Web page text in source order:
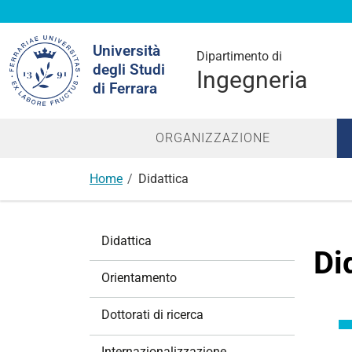
Università
degli Studi
di Ferrara
Dipartimento di
Ingegneria
nel
sito
ORGANIZZAZIONE
Home Didattica
Didattica
Orientamento
Dottorati di ricerca